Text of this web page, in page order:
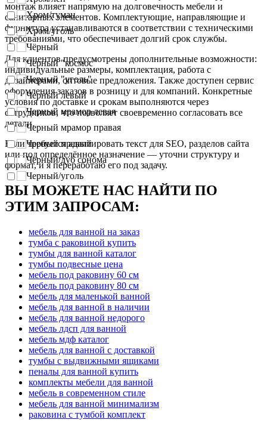
Хром/туман
Хром/уголь
Чёрный
Черный "космос"
Черный "уголь"
Черный левый
Черный мрамор левая
Черный мрамор правая
Черный правый
Черный/дуб сонома
Черный/уголь
монтаж влияет напрямую на долговечность мебели и
санитарных элементов. Комплектующие, направляющие и
фурнитура устанавливаются в соответствии с техническими
требованиями, что обеспечивает долгий срок службы.
Для клиентов предусмотрены дополнительные возможности:
индивидуальные размеры, комплектация, работа с
дизайнерами, оптовые предложения. Также доступен сервис
оформления заказов в розницу и для компаний. Конкретные
условия по доставке и срокам выполняются через
сотрудников, что позволяет своевременно согласовать все
детали.
Если требуется адаптировать текст для SEO, разделов сайта
или под определённое назначение — уточни структуру и
формат, и я переработаю его под задачу.
ВЫ МОЖЕТЕ НАС НАЙТИ ПО
ЭТИМ ЗАПРОСАМ:
мебель для ванной на заказ
тумба с раковиной купить
тумбы для ванной каталог
тумбы подвесные цена
мебель под раковину 60 см
мебель под раковину 80 см
мебель для маленькой ванной
мебель для ванной в наличии
мебель для ванной недорого
мебель лдсп для ванной
мебель мдф каталог
мебель для ванной с доставкой
тумбы с выдвижными ящиками
пеналы для ванной купить
комплекты мебели для ванной
мебель в современном стиле
мебель для ванной минимализм
раковина с тумбой комплект